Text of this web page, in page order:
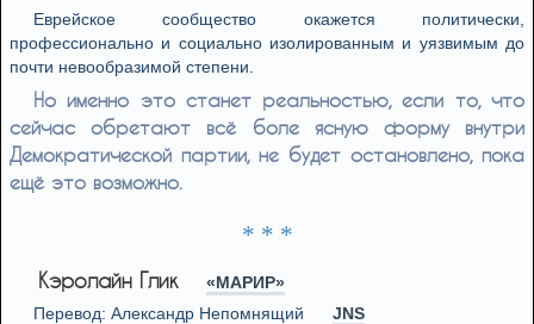
Еврейское сообщество окажется политически,
профессионально и социально изолированным и уязвимым до
почти невообразимой степени.
Но именно это станет реальностью, если то, что
сейчас обретают всё боле ясную форму внутри
Демократической партии, не будет остановлено, пока
ещё это возможно.
* * *
Кэролайн Глик
«МАРИР»
Перевод: Александр Непомнящий
JNS